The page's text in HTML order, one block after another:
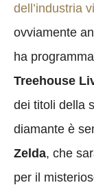
dell’industria
ovviamente
ha
Treehouse
dei titoli della
diamante è
Zelda, che
per il